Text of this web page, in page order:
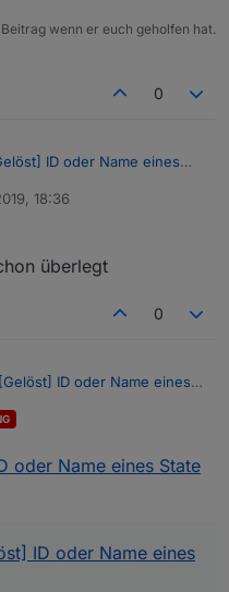
wenn er euch geholfen hat.
0
ID oder Name eines
einfach drüber.
18:36
überlegt
0
[Gelöst] ID oder Name eines
.*').each(function (id, i){
ich hoffe, ich habe nix
oder Name eines State
ID oder Name eines